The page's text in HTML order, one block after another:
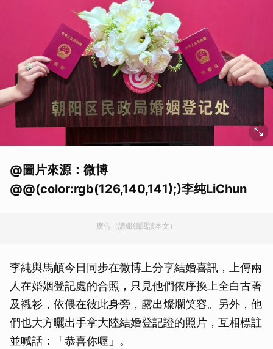
@圖片來源：微博
@@(color:rgb(126,140,141);)李纯LiChun
廣告（請繼續閱讀本文）
李純與馬頔今日同步在微博上分享結婚喜訊，上傳兩
人在婚姻登記處的合照，只見他們依序換上全白古著
及襯衫，依偎在彼此身旁，露出燦爛笑容。另外，他
們也大方曬出手拿大陸結婚登記證的照片，互相標註
並喊話：「恭喜你喔」。